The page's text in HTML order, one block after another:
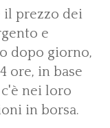
il prezzo dei
e
dopo giorno,
ore, in base
nei loro
in borsa.